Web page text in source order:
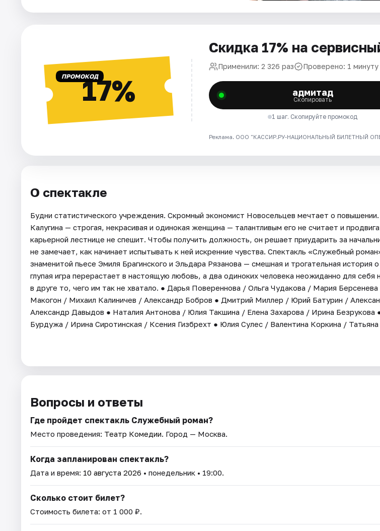
ПРОМОКОД17%
Скидка 17% на
Применили: 2 326 раз Проверено: 1 минуту
адмитад
Скопировать
1 шаг. Скопируйте промокод
Реклама. ООО "КАССИР.РУ-НАЦИОНАЛЬНЫЙ БИЛЕТНЫЙ
О спектакле
Будни статистического учреждения. Скромный экономист Новосельцев мечтает о
Калугина — строгая, некрасивая и одинокая женщина — талантливым его не считает и
карьерной лестнице не спешит. Чтобы получить должность, он решает приударить за
не замечает, как начинает испытывать к ней искренние чувства. Спектакль «Служебный
знаменитой пьесе Эмиля Брагинского и Эльдара Рязанова — смешная и трогательная история
глупая игра перерастает в настоящую любовь, а два одиноких человека неожиданно для себя
в друге то, чего им так не хватало. ● Дарья Повереннова / Ольга Чудакова / Мария
Макогон / Михаил Калиничев / Александр Бобров ● Дмитрий Миллер / Юрий Батурин /
Александр Давыдов ● Наталия Антонова / Юлия Такшина / Елена Захарова / Ирина Безрукова
Бурдужа / Ирина Сиротинская / Ксения Гизбрехт ● Юлия Сулес / Валентина Коркина /
Вопросы и ответы
Где пройдет спектакль Служебный роман?
Место проведения: Театр Комедии. Город — Москва.
Когда запланирован спектакль?
Дата и время: 10 августа 2026 • понедельник • 19:00.
Сколько стоит билет?
Стоимость билета: от 1 000 ₽.